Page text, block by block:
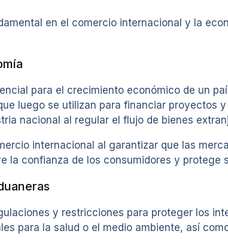
en el comercio internacional y la
para el crecimiento económico de un
luego se utilizan para financiar proyectos
nacional al regular el flujo de bienes
internacional al garantizar que las
la confianza de los consumidores y protege
y restricciones para proteger los
para la salud o el medio ambiente, así